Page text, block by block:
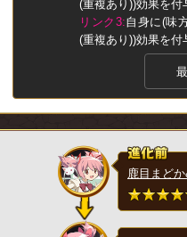
(重複あり))効果を付
リンク3:自身に(味
(重複あり))効果を付
鹿目まど